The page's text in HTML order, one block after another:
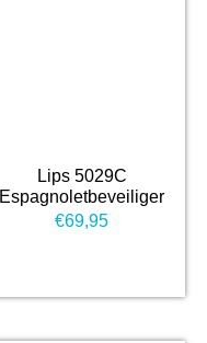
Lips 5029C
Espagnoletbeveiliger
€69,95